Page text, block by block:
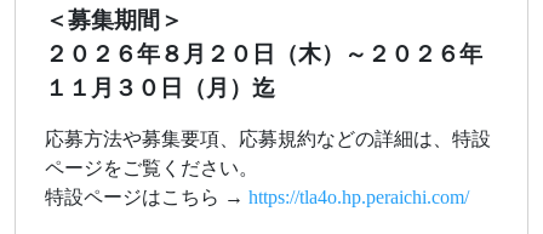
＜募集期間＞
２０２６年８月２０日（木）～２０２６年
１１月３０日（月）迄
応募方法や募集要項、応募規約などの詳細は、特設
ページをご覧ください。
特設ページはこちら → https://tla4o.hp.peraichi.com/